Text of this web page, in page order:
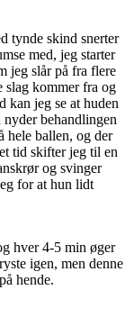
tynde skind snerter
med, jeg starter
jeg slår på fra flere
slag kommer fra og
kan jeg se at huden
behandlingen
hele ballen, og der
tid skifter jeg til en
og svinger
for at hun lidt
hver 4-5 min øger
igen, men denne
hende.